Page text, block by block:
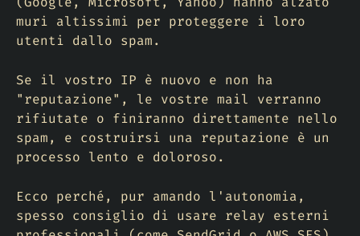
muri altissimi per proteggere i loro
utenti dallo spam.
Se il vostro IP è nuovo e non ha
"reputazione", le vostre mail verranno
rifiutate o finiranno direttamente nello
spam, e costruirsi una reputazione è un
processo lento e doloroso.
Ecco perché, pur amando l'autonomia,
spesso consiglio di usare relay esterni